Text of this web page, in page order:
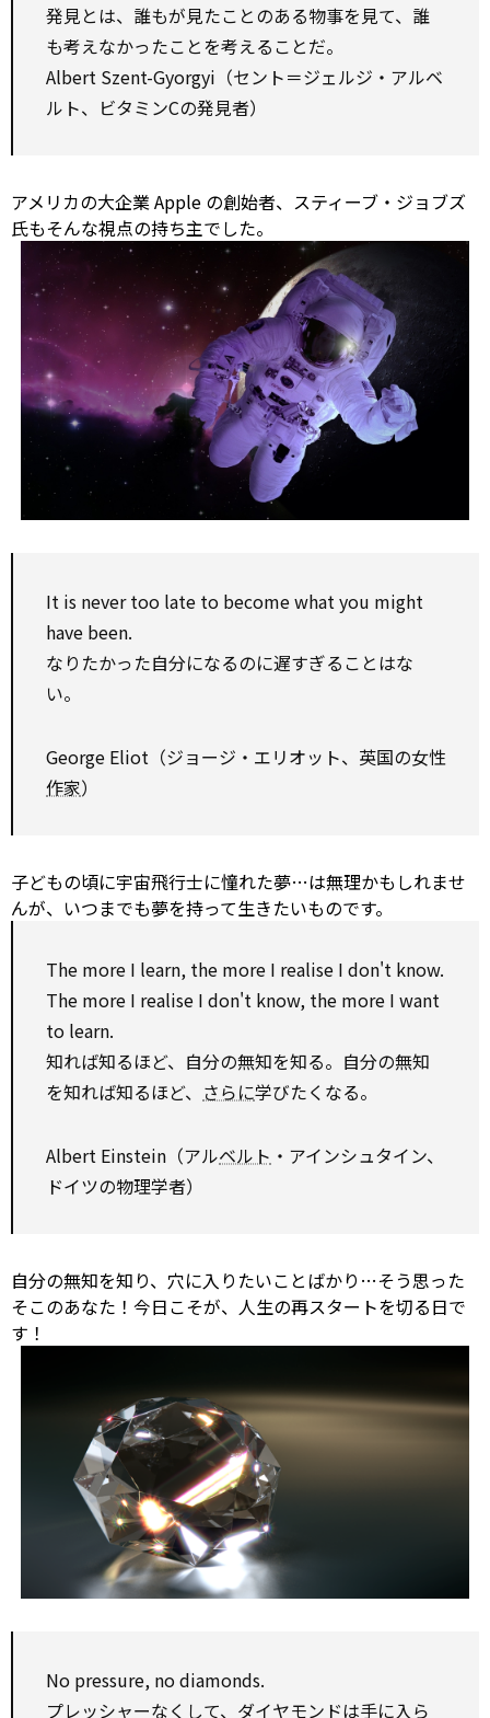
発見とは、誰もが見たことのある物事を見て、誰
も考えなかったことを考えることだ。
Albert Szent-Gyorgyi（セント＝ジェルジ・アルベ
ルト、ビタミンCの発見者）
アメリカの大企業 Apple の創始者、スティーブ・ジョブズ
氏もそんな視点の持ち主でした。
It is never too late to become what you might
have been.
なりたかった自分になるのに遅すぎることはな
い。
George Eliot（ジョージ・エリオット、英国の女性
作家）
子どもの頃に宇宙飛行士に憧れた夢…は無理かもしれませ
んが、いつまでも夢を持って生きたいものです。
The more I learn, the more I realise I don't know.
The more I realise I don't know, the more I want
to learn.
知れば知るほど、自分の無知を知る。自分の無知
を知れば知るほど、 さらに学びたくなる。
Albert Einstein（アルベルト ・アインシュタイン、
ドイツの物理学者）
自分の無知を知り、穴に入りたいことばかり…そう思った
そこのあなた！今日こそが、人生の再スタートを切る日で
す！
No pressure, nodiamonds.
プレッシャーなくして、 ダイヤモンドは手に入ら